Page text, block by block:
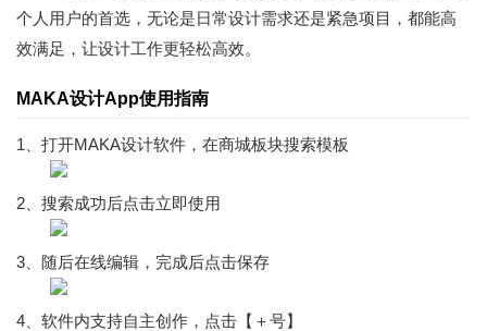
个人用户的首选，无论是日常设计需求还是紧急项目，都能高
效满足，让设计工作更轻松高效。
MAKA设计App使用指南
1、打开MAKA设计软件，在商城板块搜索模板
2、搜索成功后点击立即使用
3、随后在线编辑，完成后点击保存
4、软件内支持自主创作，点击【＋号】